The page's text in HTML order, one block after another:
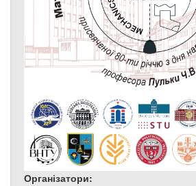
Організатори: